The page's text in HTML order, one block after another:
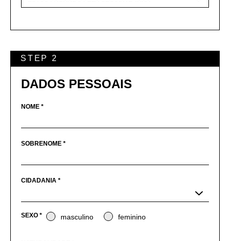
STEP 2
DADOS PESSOAIS
NOME *
SOBRENOME *
CIDADANIA *
SEXO * masculino feminino